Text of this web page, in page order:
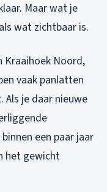
Maar wat je
wat zichtbaar is.
Kraaihoek Noord,
vaak panlatten
je daar nieuwe
een paar jaar
het gewicht